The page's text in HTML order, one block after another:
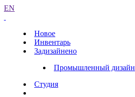
EN
Новое
Инвентарь
Задизайнено
Промышленный дизайн
Студия